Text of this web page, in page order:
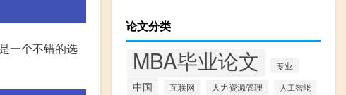
一个不错的选
论文分类
MBA毕业论文 专业
中国 互联网 人力资源管理 人工智能